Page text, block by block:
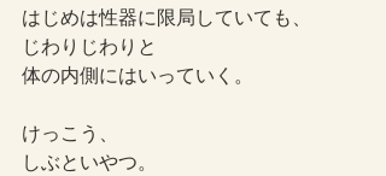
はじめは性器に限局していても、
じわりじわりと
体の内側にはいっていく。
けっこう、
しぶといやつ。